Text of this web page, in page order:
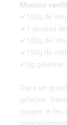
Mousse
✔100g de
✔1 gousse
✔100g de
✔150g de
✔3g gélatine
Dans un
gélatine.
couper le feu